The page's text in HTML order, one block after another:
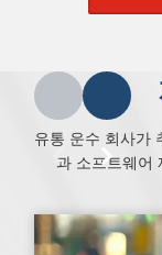
GVW(총중량)
유통 운수 회사가
과 소프트웨어